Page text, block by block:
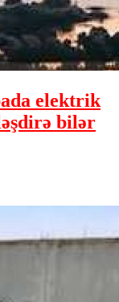
elektrik
bilər